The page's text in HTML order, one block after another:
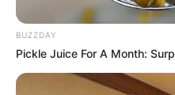
EMAIL
BUZZDAY
Pickle Juice For A Month: